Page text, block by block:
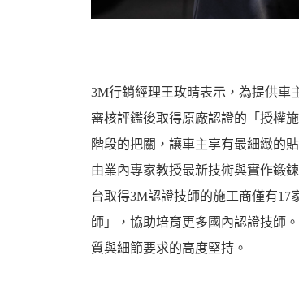
3M行銷經理王玫晴表示，為提供車
審核評鑑後取得原廠認證的「授權
階段的把關，讓車主享有最細緻的
由業內專家教授最新技術與實作鍛
台取得3M認證技師的施工商僅有
師」，協助培育更多國內認證技師
質與細節要求的高度堅持。